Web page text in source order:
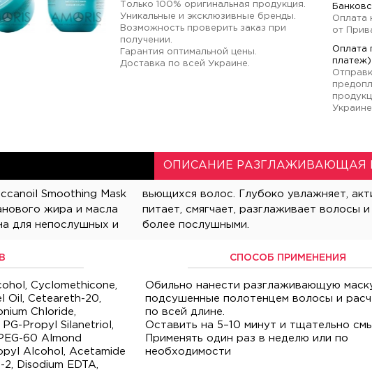
Только 100% оригинальная продукция.
Уникальные и эксклюзивные бренды.
Возможность проверить заказ при
получении.
Гарантия оптимальной цены.
Доставка по всей Украине.
Оплата
от
Оплата
платеж)
Украине
ОПИСАНИЕ РАЗГЛАЖИВАЮЩАЯ
Smoothing Mask
жира и масла
для непослушных и
активно
волосы и делает их
более послушными.
Cyclomethicone,
Oil, Ceteareth-20,
Chloride,
Propyl Silanetriol,
60 Almond
Alcohol, Acetamide
Disodium EDTA,
СПОСОБ ПРИМЕНЕНИЯ
Обильно нанести разглаживающую
подсушенные полотенцем волосы и
по всей длине.
Оставить на 5–10 минут и тщательно
Применять один раз в неделю или по
необходимости